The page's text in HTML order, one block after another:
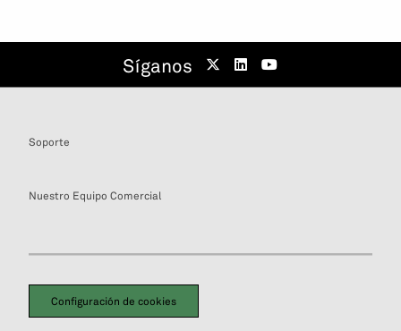
Síganos
Soporte
Nuestro Equipo Comercial
Configuración de cookies